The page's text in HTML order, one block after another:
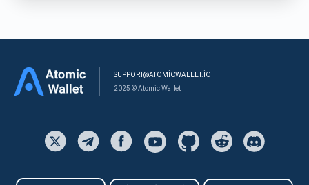
SUPPORT@ATOMICWALLET.IO
2025 © Atomic Wallet